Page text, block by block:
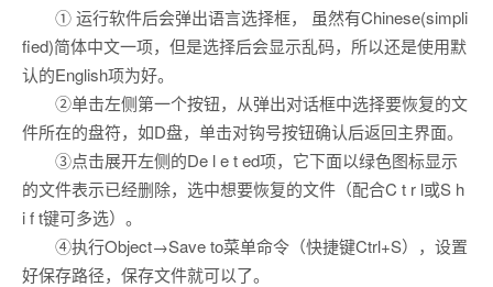
① 运行软件后会弹出语言选择框， 虽然有Chinese(simpli
fied)简体中文一项，但是选择后会显示乱码，所以还是使用默
认的English项为好。
②单击左侧第一个按钮，从弹出对话框中选择要恢复的文
件所在的盘符，如D盘，单击对钩号按钮确认后返回主界面。
③点击展开左侧的De l e t ed项，它下面以绿色图标显示
的文件表示已经删除，选中想要恢复的文件（配合C t r l或S h
i f t键可多选）。
④执行Object→Save to菜单命令（快捷键Ctrl+S），设置
好保存路径，保存文件就可以了。